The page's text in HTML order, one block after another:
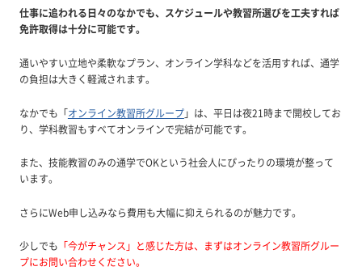
仕事に追われる日々のなかでも、スケジュールや教習所選びを工夫すれば
免許取得は十分に可能です。
通いやすい立地や柔軟なプラン、オンライン学科などを活用すれば、通学
の負担は大きく軽減されます。
なかでも「オンライン教習所グループ」は、平日は夜21時まで開校してお
り、学科教習もすべてオンラインで完結が可能です。
また、技能教習のみの通学でOKという社会人にぴったりの環境が整って
います。
さらにWeb申し込みなら費用も大幅に抑えられるのが魅力です。
少しでも 「今がチャンス」と感じた方は、まずはオンライン教習所グルー
プにお問い合わせください。